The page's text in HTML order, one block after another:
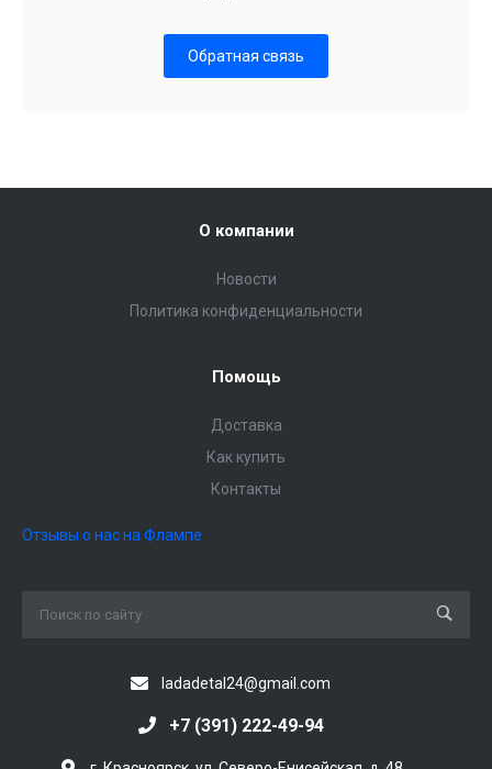
Обратная связь
О компании
Новости
Политика конфиденциальности
Помощь
Доставка
Как купить
Контакты
Отзывы о нас на Флампе
ladadetal24@gmail.com
+7 (391) 222-49-94